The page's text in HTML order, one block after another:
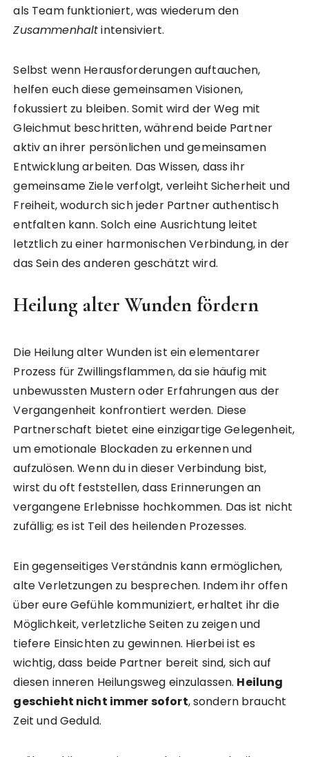
als Team funktioniert, was wiederum den
Zusammenhaltintensiviert.
Selbst wenn Herausforderungen auftauchen,
helfen euch diese gemeinsamen Visionen,
fokussiert zu bleiben. Somit wird der Weg mit
Gleichmut beschritten, während beide Partner
aktiv an ihrer persönlichen und gemeinsamen
Entwicklung arbeiten. Das Wissen, dass ihr
gemeinsame Ziele verfolgt, verleiht Sicherheit und
Freiheit, wodurch sich jeder Partner authentisch
entfalten kann. Solch eine Ausrichtung leitet
letztlich zu einer harmonischen Verbindung, in der
das Sein des anderen geschätzt wird.
Heilung alter Wunden fördern
Die Heilung alter Wunden ist ein elementarer
Prozess für Zwillingsflammen, da sie häufig mit
unbewussten Mustern oder Erfahrungen aus der
Vergangenheit konfrontiert werden. Diese
Partnerschaft bietet eine einzigartige Gelegenheit,
um emotionale Blockaden zu erkennen und
aufzulösen. Wenn du in dieser Verbindung bist,
wirst du oft feststellen, dass Erinnerungen an
vergangene Erlebnisse hochkommen. Das ist nicht
zufällig; es ist Teil des heilenden Prozesses.
Ein gegenseitiges Verständnis kann ermöglichen,
alte Verletzungen zu besprechen. Indem ihr offen
über eure Gefühle kommuniziert, erhaltet ihr die
Möglichkeit, verletzliche Seiten zu zeigen und
tiefere Einsichten zu gewinnen. Hierbei ist es
wichtig, dass beide Partner bereit sind, sich auf
diesen inneren Heilungsweg einzulassen. Heilung
geschieht nicht immer sofort, sondern braucht
Zeit und Geduld.